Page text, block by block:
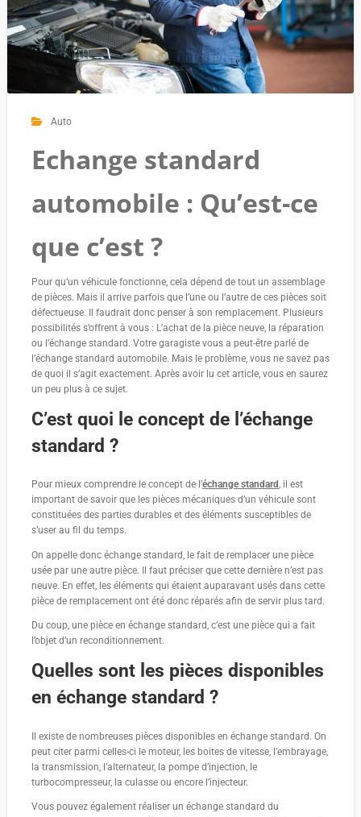
Auto
Echange standard
automobile : Qu’est-ce
que c’est ?
Pour qu’un véhicule fonctionne, cela dépend de tout un assemblage
de pièces. Mais il arrive parfois que l’une ou l’autre de ces pièces soit
défectueuse. Il faudrait donc penser à son remplacement. Plusieurs
possibilités s’offrent à vous : L’achat de la pièce neuve, la réparation
ou l’échange standard. Votre garagiste vous a peut-être parlé de
l’échange standard automobile. Mais le problème, vous ne savez pas
de quoi il s’agit exactement. Après avoir lu cet article, vous en saurez
un peu plus à ce sujet.
C’est quoi le concept de l’échange
standard ?
Pour mieux comprendre le concept de l’échange standard, il est
important de savoir que les pièces mécaniques d’un véhicule sont
constituées des parties durables et des éléments susceptibles de
s’user au fil du temps.
On appelle donc échange standard, le fait de remplacer une pièce
usée par une autre pièce. Il faut préciser que cette dernière n’est pas
neuve. En effet, les éléments qui étaient auparavant usés dans cette
pièce de remplacement ont été donc réparés afin de servir plus tard.
Du coup, une pièce en échange standard, c’est une pièce qui a fait
l’objet d’un reconditionnement.
Quelles sont les pièces disponibles
en échange standard ?
Il existe de nombreuses pièces disponibles en échange standard. On
peut citer parmi celles-ci le moteur, les boites de vitesse, l’embrayage,
la transmission, l’alternateur, la pompe d’injection, le
turbocompresseur, la culasse ou encore l’injecteur.
Vous pouvez également réaliser un échange standard du